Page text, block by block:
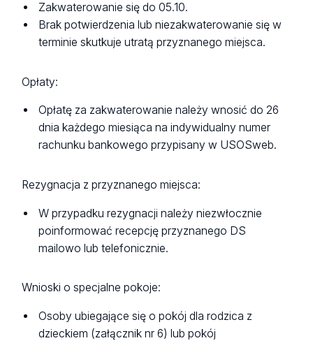
Zakwaterowanie się do 05.10.
Brak potwierdzenia lub niezakwaterowanie się w
terminie skutkuje utratą przyznanego miejsca.
Opłaty:
Opłatę za zakwaterowanie należy wnosić do 26
dnia każdego miesiąca na indywidualny numer
rachunku bankowego przypisany w USOSweb.
Rezygnacja z przyznanego miejsca:
W przypadku rezygnacji należy niezwłocznie
poinformować recepcję przyznanego DS
mailowo lub telefonicznie.
Wnioski o specjalne pokoje:
Osoby ubiegające się o pokój dla rodzica z
dzieckiem (załącznik nr 6) lub pokój